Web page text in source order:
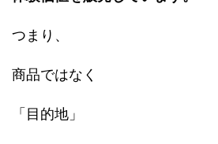
つまり、
商品ではなく
「目的地」